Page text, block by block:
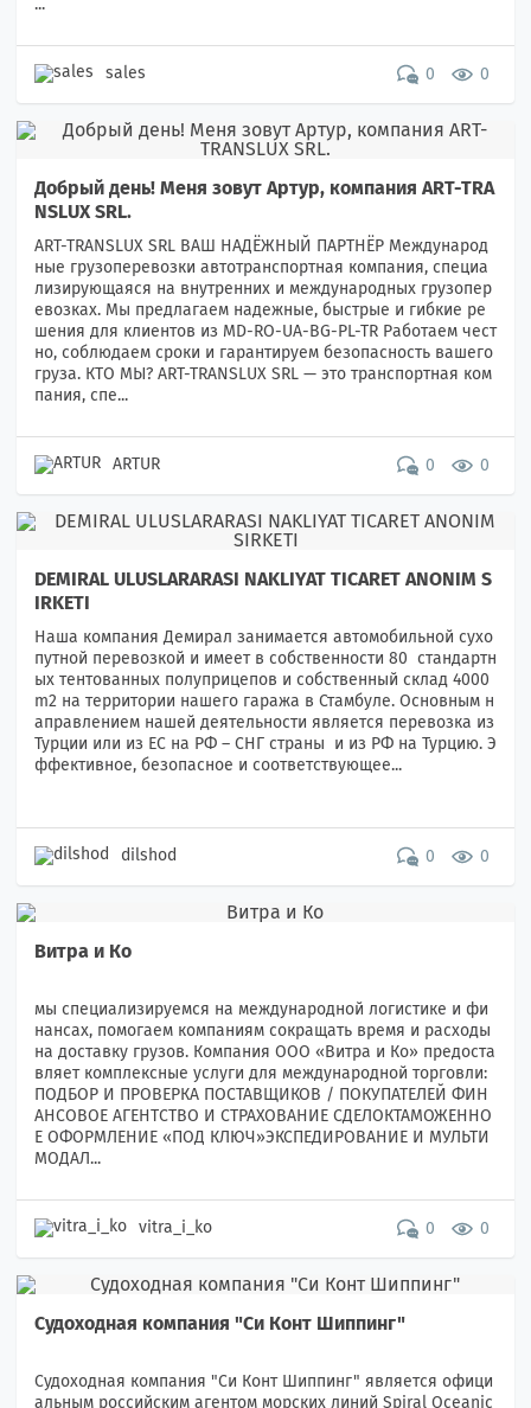
...
sales 0 0
Добрый день! Меня зовут Артур, компания ART-TRA
NSLUX SRL.
ART-TRANSLUX SRL BАШ НАДЁЖНЫЙ ПАРТНЁР Международ
ные грузоперевозки автотранспортная компания, специа
лизирующаяся на внутренних и международных грузопер
евозках. Мы предлагаем надежные, быстрые и гибкие ре
шения для клиентов из MD-RO-UA-BG-PL-TR Работаем чест
но, соблюдаем сроки и гарантируем безопасность вашего
груза. КТО МЫ? ART-TRANSLUX SRL — это транспортная ком
пания, спе...
ARTUR 0 0
DEMIRAL ULUSLARARASI NAKLIYAT TICARET ANONIM S
IRKETI
Наша компания Демирал занимается автомобильной сухо
путной перевозкой и имеет в собственности 80 стандартн
ых тентованных полуприцепов и собственный склад 4000
m2 на территории нашего гаража в Стамбуле. Основным н
аправлением нашей деятельности является перевозка из
Турции или из ЕС на РФ – СНГ страны и из РФ на Турцию. Э
ффективное, безопасное и соответствующее...
dilshod 0 0
Витра и Ко
мы специализируемся на международной логистике и фи
нансах, помогаем компаниям сокращать время и расходы
на доставку грузов. Компания ООО «Витра и Ко» предоста
вляет комплексные услуги для международной торговли:
ПОДБОР И ПРОВЕРКА ПОСТАВЩИКОВ / ПОКУПАТЕЛЕЙ ФИН
АНСОВОЕ АГЕНТСТВО И СТРАХОВАНИЕ СДЕЛОКТАМОЖЕННО
Е ОФОРМЛЕНИЕ «ПОД КЛЮЧ»ЭКСПЕДИРОВАНИЕ И МУЛЬТИ
МОДАЛ...
vitra_i_ko 0 0
Судоходная компания "Си Конт Шиппинг"
Судоходная компания "Си Конт Шиппинг" является офици
альным российским агентом морских линий Spiral Oceanic